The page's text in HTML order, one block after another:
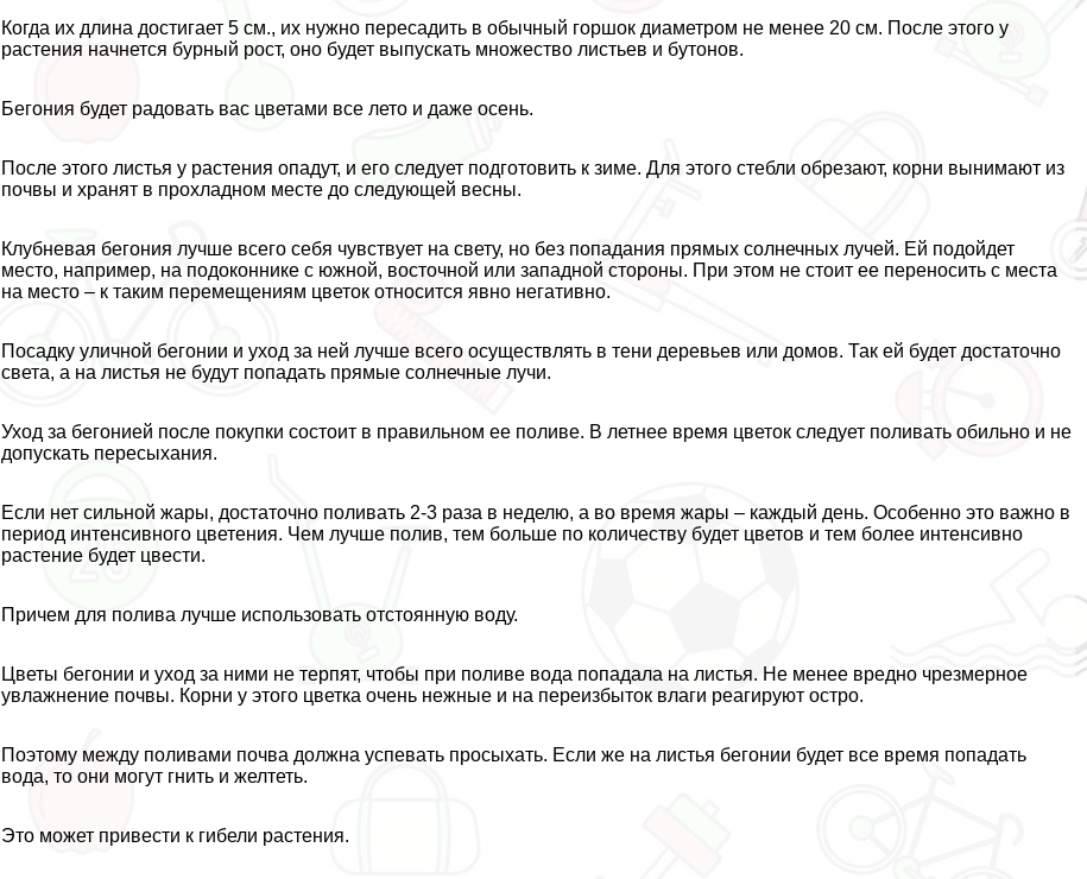
Когда их длина достигает 5 см., их нужно пересадить в обычный горшок диаметром не менее 20 см. После этого у
растения начнется бурный рост, оно будет выпускать множество листьев и бутонов.
Бегония будет радовать вас цветами все лето и даже осень.
После этого листья у растения опадут, и его следует подготовить к зиме. Для этого стeбли обрезают, корни вынимают из
почвы и хранят в прохладном месте до следующей весны.
Клубневая бегония лучше всего себя чувствует на свету, но без попадания прямых солнечных лучей. Ей подойдет
место, например, на подоконнике с южной, восточной или западной стороны. При этом не стоит ее переносить с места
на место – к таким перемещениям цветок относится явно негативно.
Посадку уличной бегонии и уход за ней лучше всего осуществлять в тени деревьев или домов. Так ей будет достаточно
света, а на листья не будут попадать прямые солнечные лучи.
Уход за бегонией после покупки состоит в правильном ее поливе. В летнее время цветок следует поливать обильно и не
допускать пересыхания.
Если нет сильной жары, достаточно поливать 2-3 раза в неделю, а во время жары – каждый день. Особенно это важно в
период интенсивного цветения. Чем лучше полив, тем больше по количеству будет цветов и тем более интенсивно
растение будет цвести.
Причем для полива лучше использовать отстоянную воду.
Цветы бегонии и уход за ними не терпят, чтобы при поливе вода попадала на листья. Не менее вредно чрезмерное
увлажнение почвы. Корни у этого цветка очень нежные и на переизбыток влаги реагируют остро.
Поэтому между поливами почва должна успевать просыхать. Если же на листья бегонии будет все время попадать
вода, то они могут гнить и желтеть.
Это может привести к гибели растения.